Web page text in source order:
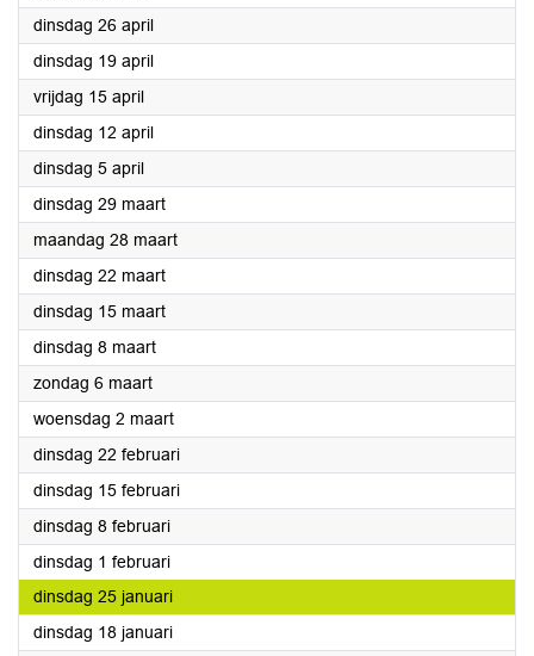
dinsdag 26 april2022
dinsdag 19 april2022
vrijdag 15 april2022
dinsdag 12 april2022
dinsdag 5 april2022
dinsdag 29 maart2022
maandag 28 maart2022
dinsdag 22 maart2022
dinsdag 15 maart2022
dinsdag 8 maart2022
zondag 6 maart2022
woensdag 2 maart2022
dinsdag 22 februari2022
dinsdag 15 februari2022
dinsdag 8 februari2022
dinsdag 1 februari2022
dinsdag 25 januari2022
dinsdag 18 januari2022